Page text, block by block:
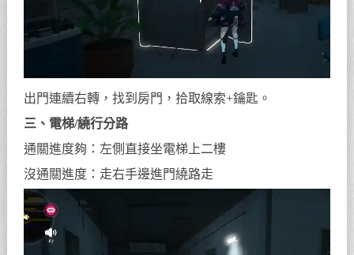
出門連續右轉，找到房門，拾取線索+鑰匙。
三、電梯/繞行分路
通關進度夠：左側直接坐電梯上二樓
沒通關進度：走右手邊進門繞路走